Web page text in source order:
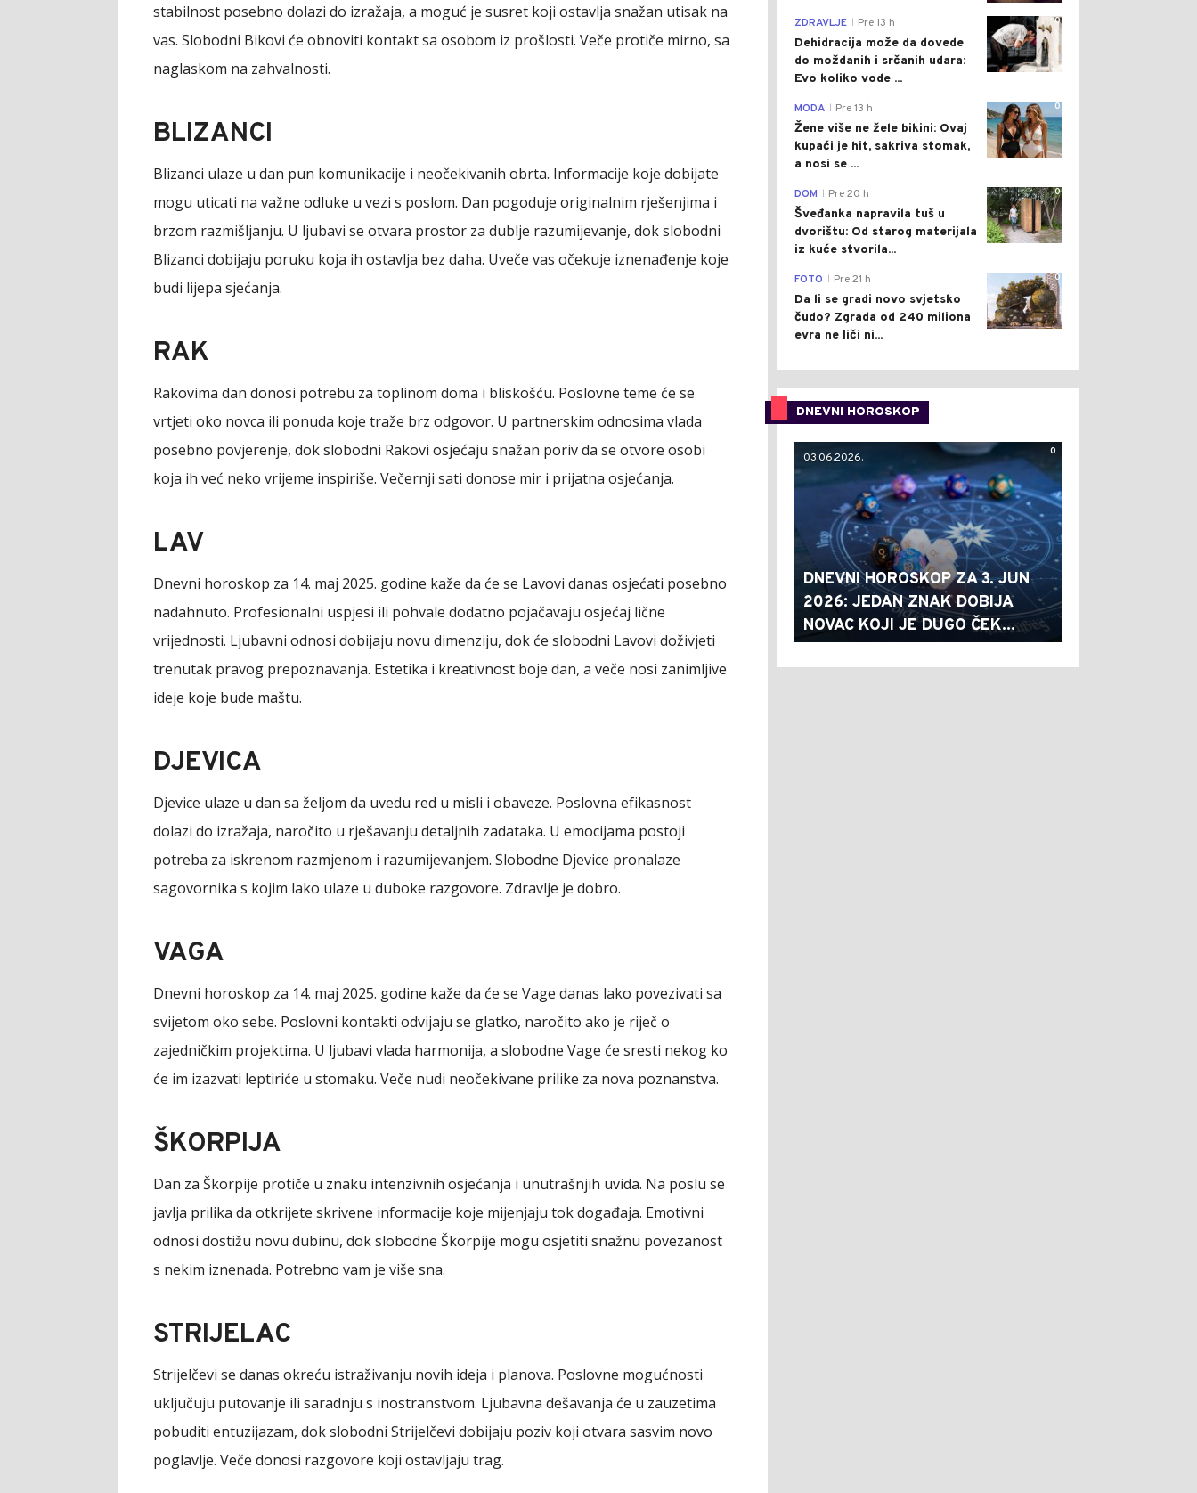
stabilnost posebno dolazi do izražaja, a moguć je susret koji ostavlja snažan utisak na
vas. Slobodni Bikovi će obnoviti kontakt sa osobom iz prošlosti. Veče protiče mirno, sa
naglaskom na zahvalnosti.
BLIZANCI
Blizanci ulaze u dan pun komunikacije i neočekivanih obrta. Informacije koje dobijate
mogu uticati na važne odluke u vezi s poslom. Dan pogoduje originalnim rješenjima i
brzom razmišljanju. U ljubavi se otvara prostor za dublje razumijevanje, dok slobodni
Blizanci dobijaju poruku koja ih ostavlja bez daha. Uveče vas očekuje iznenađenje koje
budi lijepa sjećanja.
RAK
Rakovima dan donosi potrebu za toplinom doma i bliskošću. Poslovne teme će se
vrtjeti oko novca ili ponuda koje traže brz odgovor. U partnerskim odnosima vlada
posebno povjerenje, dok slobodni Rakovi osjećaju snažan poriv da se otvore osobi
koja ih već neko vrijeme inspiriše. Večernji sati donose mir i prijatna osjećanja.
LAV
Dnevni horoskop za 14. maj 2025. godine kaže da će se Lavovi danas osjećati posebno
nadahnuto. Profesionalni uspjesi ili pohvale dodatno pojačavaju osjećaj lične
vrijednosti. Ljubavni odnosi dobijaju novu dimenziju, dok će slobodni Lavovi doživjeti
trenutak pravog prepoznavanja. Estetika i kreativnost boje dan, a veče nosi zanimljive
ideje koje bude maštu.
DJEVICA
Djevice ulaze u dan sa željom da uvedu red u misli i obaveze. Poslovna efikasnost
dolazi do izražaja, naročito u rješavanju detaljnih zadataka. U emocijama postoji
potreba za iskrenom razmjenom i razumijevanjem. Slobodne Djevice pronalaze
sagovornika s kojim lako ulaze u duboke razgovore. Zdravlje je dobro.
VAGA
Dnevni horoskop za 14. maj 2025. godine kaže da će se Vage danas lako povezivati sa
svijetom oko sebe. Poslovni kontakti odvijaju se glatko, naročito ako je riječ o
zajedničkim projektima. U ljubavi vlada harmonija, a slobodne Vage će sresti nekog ko
će im izazvati leptiriće u stomaku. Veče nudi neočekivane prilike za nova poznanstva.
ŠKORPIJA
Dan za Škorpije protiče u znaku intenzivnih osjećanja i unutrašnjih uvida. Na poslu se
javlja prilika da otkrijete skrivene informacije koje mijenjaju tok događaja. Emotivni
odnosi dostižu novu dubinu, dok slobodne Škorpije mogu osjetiti snažnu povezanost
s nekim iznenada. Potrebno vam je više sna.
STRIJELAC
Strijelčevi se danas okreću istraživanju novih ideja i planova. Poslovne mogućnosti
uključuju putovanje ili saradnju s inostranstvom. Ljubavna dešavanja će u zauzetima
pobuditi entuzijazam, dok slobodni Strijelčevi dobijaju poziv koji otvara sasvim novo
poglavlje. Veče donosi razgovore koji ostavljaju trag.
0
ZDRAVLJE Pre 13 h
Dehidracija može da dovede
do moždanih i srčanih udara:
Evo koliko vode ...
0
MODA Pre 13 h
Žene više ne žele bikini: Ovaj
kupaći je hit, sakriva stomak,
a nosi se ...
0
DOM Pre 20 h
Šveđanka napravila tuš u
dvorištu: Od starog materijala
iz kuće stvorila...
0
FOTO Pre 21 h
Da li se gradi novo svjetsko
čudo? Zgrada od 240 miliona
evra ne liči ni...
DNEVNI HOROSKOP
0
03.06.2026.
DNEVNI HOROSKOP ZA 3. JUN
2026: JEDAN ZNAK DOBIJA
NOVAC KOJI JE DUGO ČEK...